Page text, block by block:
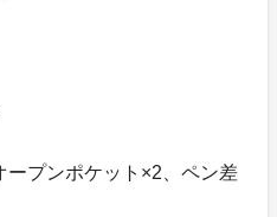
ープンポケット×2、ペン差